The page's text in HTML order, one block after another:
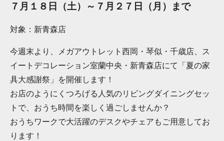
７月１８日（土）～７月２７日（月）まで
対象：新青森店
今週末より、メガアウトレット西岡・琴似・千歳店、ス
イートデコレーション室蘭中央・新青森店にて「夏の家
具大感謝祭」を開催します！
お店のようにくつろげる人気のリビングダイニングセッ
トで、おうち時間を楽しく過ごしませんか？
おうちワークで大活躍のデスクやチェアもご用意してお
ります！